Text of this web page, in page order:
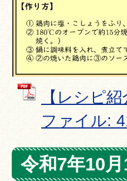
【レシピ
ファイル:
令和7年10